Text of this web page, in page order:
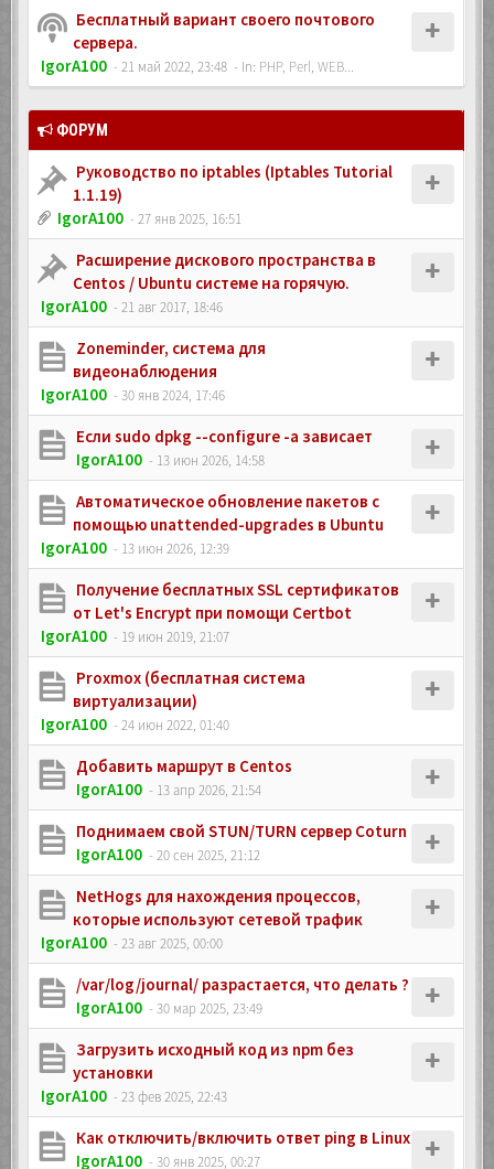
Бесплатный вариант своего почтового
сервера.
IgorA100 - 21 май 2022, 23:48 - In: PHP, Perl, WEB...
ФОРУМ
Руководство по iptables (Iptables Tutorial
1.1.19)
IgorA100 - 27 янв 2025, 16:51
Расширение дискового пространства в
Centos / Ubuntu системе на горячую.
IgorA100 - 21 авг 2017, 18:46
Zoneminder, система для
видеонаблюдения
IgorA100 - 30 янв 2024, 17:46
Если sudo dpkg --configure -a зависает
IgorA100 - 13 июн 2026, 14:58
Автоматическое обновление пакетов с
помощью unattended-upgrades в Ubuntu
IgorA100 - 13 июн 2026, 12:39
Получение бесплатных SSL сертификатов
от Let's Encrypt при помощи Certbot
IgorA100 - 19 июн 2019, 21:07
Proxmox (бесплатная система
виртуализации)
IgorA100 - 24 июн 2022, 01:40
Добавить маршрут в Centos
IgorA100 - 13 апр 2026, 21:54
Поднимаем свой STUN/TURN сервер Coturn
IgorA100 - 20 сен 2025, 21:12
NetHogs для нахождения процессов,
которые используют сетевой трафик
IgorA100 - 23 авг 2025, 00:00
/var/log/journal/ разрастается, что делать ?
IgorA100 - 30 мар 2025, 23:49
Загрузить исходный код из npm без
установки
IgorA100 - 23 фев 2025, 22:43
Как отключить/включить ответ ping в Linux
IgorA100 - 30 янв 2025, 00:27